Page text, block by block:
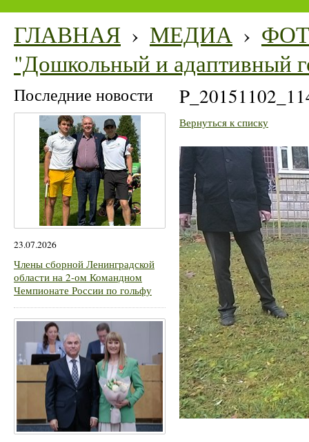
ГЛАВНАЯ › МЕДИА ›
"Дошкольный и адаптивный
Последние новости
23.07.2026
Члены сборной Ленинградской
области на 2-ом Командном
Чемпионате России по гольфу
Вернуться к списку